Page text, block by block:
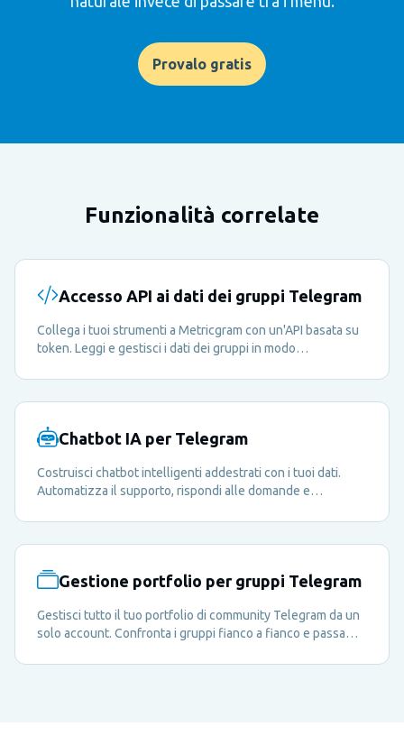
Provalo gratis
Funzionalità correlate
Accesso API ai dati dei gruppi Telegram
Collega i tuoi strumenti a Metricgram con un'API basata su
token. Leggi e gestisci i dati dei gruppi in modo
Chatbot IA per Telegram
Costruisci chatbot intelligenti addestrati con i tuoi dati.
Automatizza il supporto, rispondi alle domande e
Gestione portfolio per gruppi Telegram
Gestisci tutto il tuo portfolio di community Telegram da un
solo account. Confronta i gruppi fianco a fianco e passa